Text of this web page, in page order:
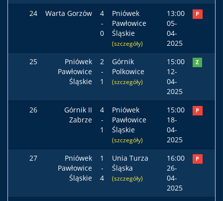
24 Warta Gorzów
4
-
0
Pniówek
Pawłowice
Śląskie
(szczegóły)
13:00
05-
04-
2025
P
25
Pniówek
Pawłowice
Śląskie
2
-
1
Górnik
Polkowice
(szczegóły)
15:00
12-
04-
2025
Z
26
Górnik II
Zabrze
4
-
1
Pniówek
Pawłowice
Śląskie
(szczegóły)
15:00
18-
04-
2025
P
27
Pniówek
Pawłowice
Śląskie
1
-
4
Unia Turza
Śląska
(szczegóły)
16:00
26-
04-
2025
P